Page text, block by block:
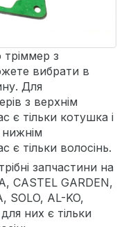
з
вибрати в
Для
з верхнім
є тільки котушка і
нижнім
є тільки волосінь.
запчастини на
CASTEL GARDEN,
SOLO, AL-KO,
них є тільки